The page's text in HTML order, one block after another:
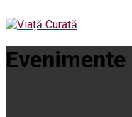
Evenimente